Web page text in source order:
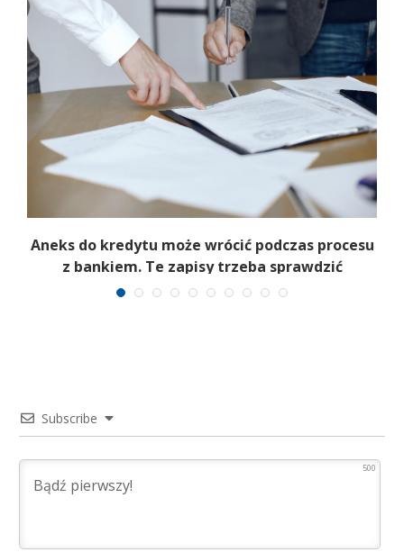
Aneks do kredytu może wrócić podczas procesu
z bankiem. Te zapisy trzeba sprawdzić
Subscribe
500